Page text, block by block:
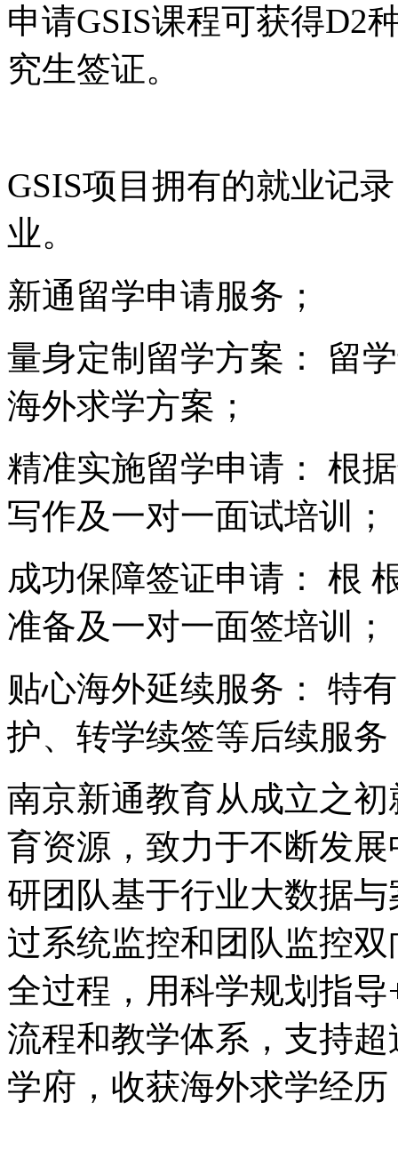
申请GSIS课程可获得D2
究生签证。
GSIS项目拥有的就业记
业。
新通留学申请服务；
量身定制留学方案： 留
海外求学方案；
精准实施留学申请： 根
写作及一对一面试培训；
成功保障签证申请： 根
准备及一对一面签培训；
贴心海外延续服务： 特
护、转学续签等后续服务
南京新通教育从成立之
育资源，致力于不断发
研团队基于行业大数据
过系统监控和团队监控
全过程，用科学规划指
流程和教学体系，支持
学府，收获海外求学经